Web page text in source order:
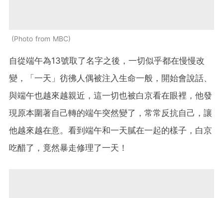
Photo from MBC
自從端午為13號取了名字之後，一切似乎都在慢慢改
變，「一天」彷彿人偶被注入生命一般，開始會說話、
與端午也越來越親近，這一切也被白京看在眼裡，他發
現原本圍著自己轉的端午突然變了，常常反抗自己，讓
他越來越在意。看到端午和一天膩在一起的樣子，白京
吃醋了，竟然暴走修理了一天！